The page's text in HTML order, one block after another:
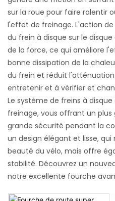
sur la roue pour faire ralentir
l'effet de freinage. L'action
du frein à disque sur le
de la force, ce qui améliore
bonne dissipation de la
du frein et réduit
entretenir et à vérifier et
Le système de freins à
freinage, vous offrant un
grande sécurité pendant la
un design élégant et lisse,
beauté du vélo, mais offre
stabilité. Découvrez un
notre excellente fourche